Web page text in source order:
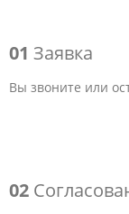
01 Заявка
Вы звоните или
02